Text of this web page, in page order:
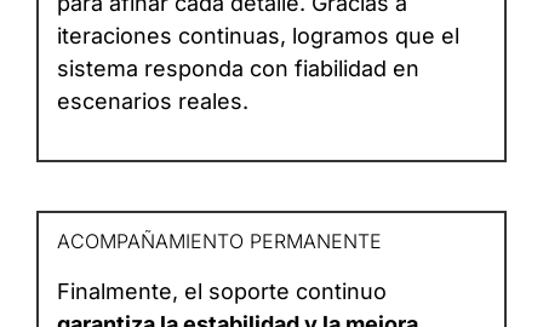
iteraciones continuas, logramos que el
sistema responda con fiabilidad en
escenarios reales.
ACOMPAÑAMIENTO PERMANENTE
Finalmente, el soporte continuo